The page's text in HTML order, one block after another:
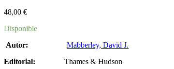
48,00 €
Disponible
Autor:
Mabberley, David J.
Editorial:
Thames & Hudson